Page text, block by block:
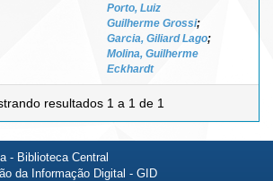
Porto, Luiz
Guilherme Grossi;
Garcia, Giliard Lago;
Molina, Guilherme
Eckhardt
resultados 1 a 1 de 1
- Biblioteca Central
da Informação Digital - GID